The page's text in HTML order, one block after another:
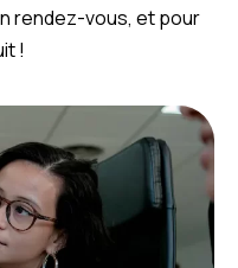
rendez-vous, et pour
!